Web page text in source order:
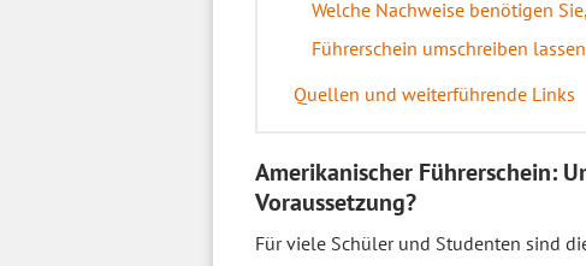
Welche Nachweise benötigen
Führerschein umschreiben
Quellen und weiterführende Links
Amerikanischer Führerschein:
Voraussetzung?
Für viele Schüler und Studenten sind